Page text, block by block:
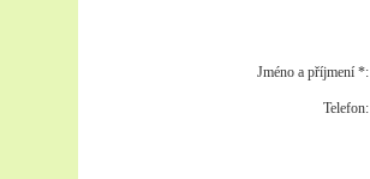
Jméno a příjmení *:
Telefon: